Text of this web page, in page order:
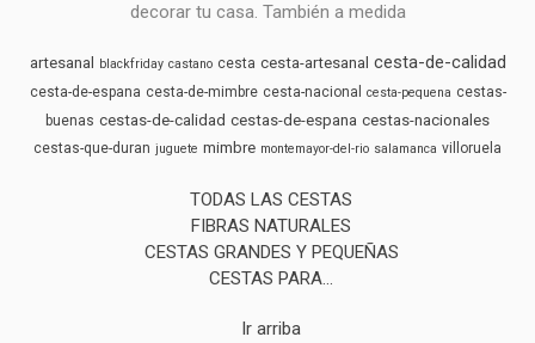
decorar tu casa. También a medida
artesanal blackfriday castano cesta cesta-artesanal cesta-de-calidad
cesta-de-espana cesta-de-mimbre cesta-nacional cesta-pequena cestas-
buenas cestas-de-calidad cestas-de-espana cestas-nacionales
cestas-que-duran juguete mimbre montemayor-del-rio salamanca villoruela
TODAS LAS CESTAS
FIBRAS NATURALES
CESTAS GRANDES Y PEQUEÑAS
CESTAS PARA...
Ir arriba